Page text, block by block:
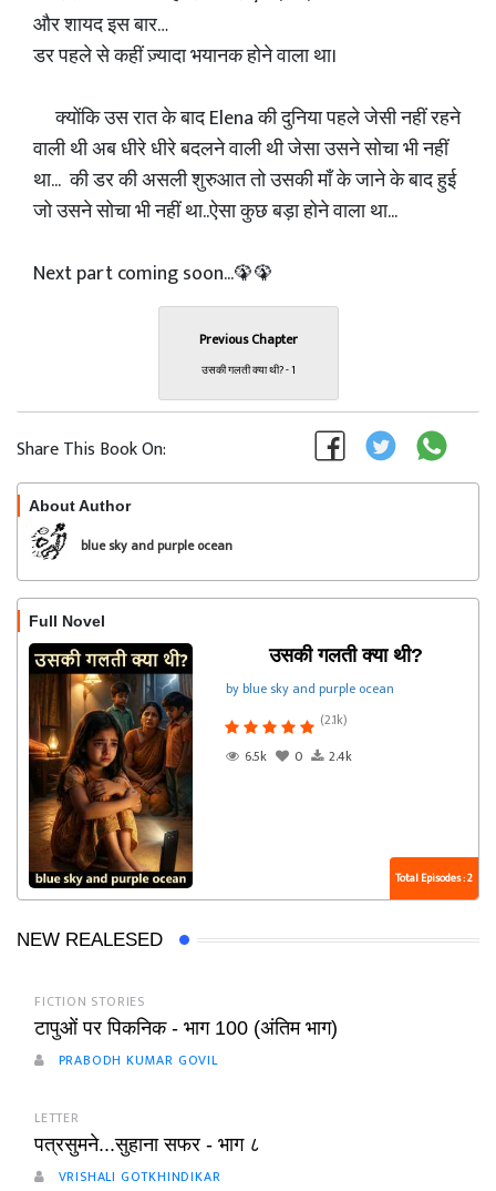
और शायद इस बार…
डर पहले से कहीं ज़्यादा भयानक होने वाला था।
क्योंकि उस रात के बाद Elena की दुनिया पहले जेसी नहीं रहने
वाली थी अब धीरे धीरे बदलने वाली थी जेसा उसने सोचा भी नहीं
था... की डर की असली शुरुआत तो उसकी माँ के जाने के बाद हुई
जो उसने सोचा भी नहीं था..ऐसा कुछ बड़ा होने वाला था...
Next part coming soon...🦚🦚
Previous Chapter
उसकी गलती क्या थी? - 1
Share This Book On:
About Author
blue sky and purple ocean
Full Novel
उसकी गलती क्या थी?
by blue sky and purple ocean
(2.1k)
6.5k
0 2.4k
Total Episodes : 2
NEW REALESED
FICTION STORIES
टापुओं पर पिकनिक - भाग 100 (अंतिम भाग)
PRABODH KUMAR GOVIL
LETTER
पत्रसुमने...सुहाना सफर - भाग ८
VRISHALI GOTKHINDIKAR